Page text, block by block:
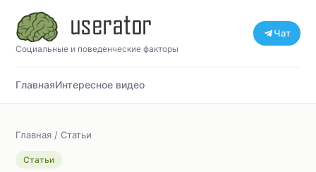
Социальные и поведенческие факторы
Чат
ГлавнаяИнтересное видео
Главная / Статьи
Статьи